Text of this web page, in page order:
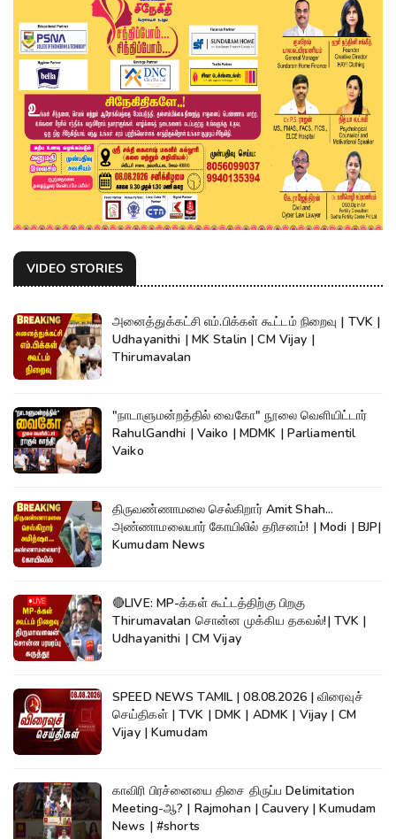
VIDEO STORIES
அனைத்துக்கட்சி எம்.பிக்கள் கூட்டம் நிறைவு | TVK |
Udhayanithi | MK Stalin | CM Vijay |
Thirumavalan
"நாடாளுமன்றத்தில் வைகோ" நூலை வெளியிட்டார்
RahulGandhi | Vaiko | MDMK | Parliamentil
Vaiko
திருவண்ணாமலை செல்கிறார் Amit Shah...
அண்ணாமலையார் கோயிலில் தரிசனம்! | Modi | BJP|
Kumudam News
🔴LIVE: MP-க்கள் கூட்டத்திற்கு பிறகு
Thirumavalan சொன்ன முக்கிய தகவல்!| TVK |
Udhayanithi | CM Vijay
SPEED NEWS TAMIL | 08.08.2026 | விரைவுச்
செய்திகள் | TVK | DMK | ADMK | Vijay | CM
Vijay | Kumudam
காவிரி பிரச்னையை திசை திருப்ப Delimitation
Meeting-ஆ? | Rajmohan | Cauvery | Kumudam
News | #shorts